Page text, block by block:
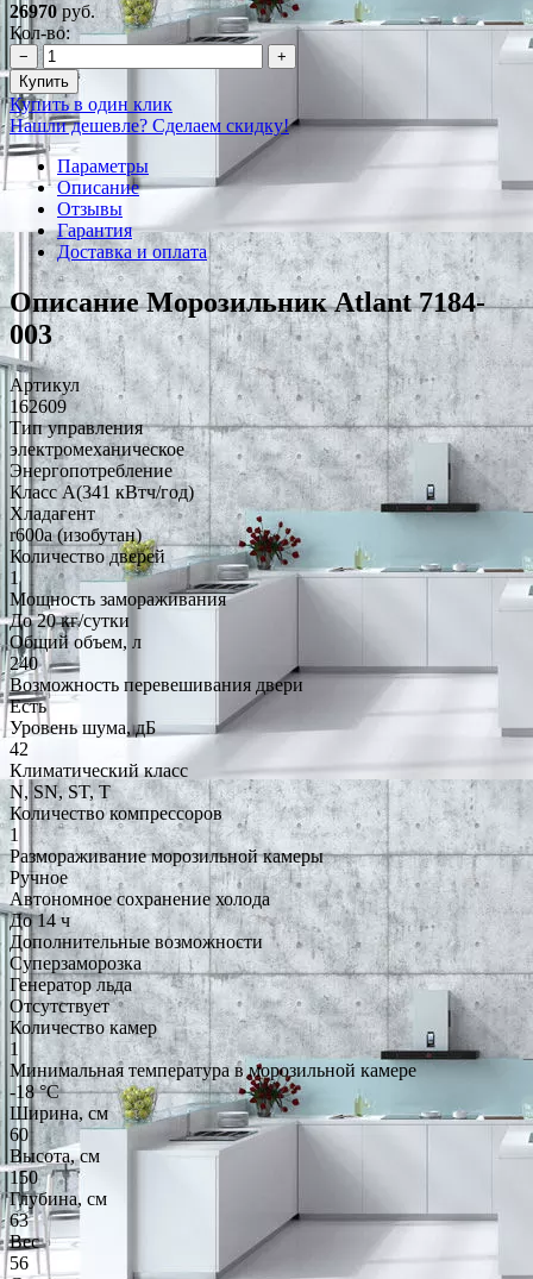
26970руб.
Кол-во:
−
+
Купить
Купить в один клик
Нашли дешевле? Сделаем скидку!
Параметры
Описание
Отзывы
Гарантия
Доставка и оплата
Описание Морозильник Atlant 7184-
003
Артикул
162609
Тип управления
электромеханическое
Энергопотребление
Класс A(341 кВтч/год)
Хладагент
r600a (изобутан)
Количество дверей
1
Мощность замораживания
До 20 кг/cутки
Общий объем, л
240
Возможность перевешивания двери
Есть
Уровень шума, дБ
42
Климатический класс
N, SN, ST, T
Количество компрессоров
1
Размораживание морозильной камеры
Ручное
Автономное сохранение холода
До 14 ч
Дополнительные возможности
Суперзаморозка
Генератор льда
Отсутствует
Количество камер
1
Минимальная температура в морозильной камере
-18 °C
Ширина, см
60
Высота, см
150
Глубина, см
63
Вес
56